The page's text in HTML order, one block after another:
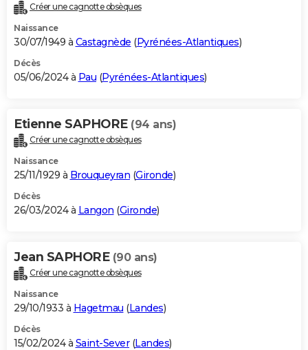
Créer une cagnotte obsèques
Naissance
30/07/1949 à Castagnède (Pyrénées-Atlantiques)
Décès
05/06/2024 à Pau (Pyrénées-Atlantiques)
Etienne SAPHORE (94 ans)
Créer une cagnotte obsèques
Naissance
25/11/1929 à Brouqueyran (Gironde)
Décès
26/03/2024 à Langon (Gironde)
Jean SAPHORE (90 ans)
Créer une cagnotte obsèques
Naissance
29/10/1933 à Hagetmau (Landes)
Décès
15/02/2024 à Saint-Sever(Landes)